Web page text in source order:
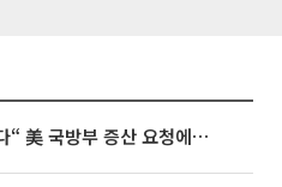
[특징주] “탄약 부족하다“ 美 국방부 증산 요청에⋯국내 방산주 급등세